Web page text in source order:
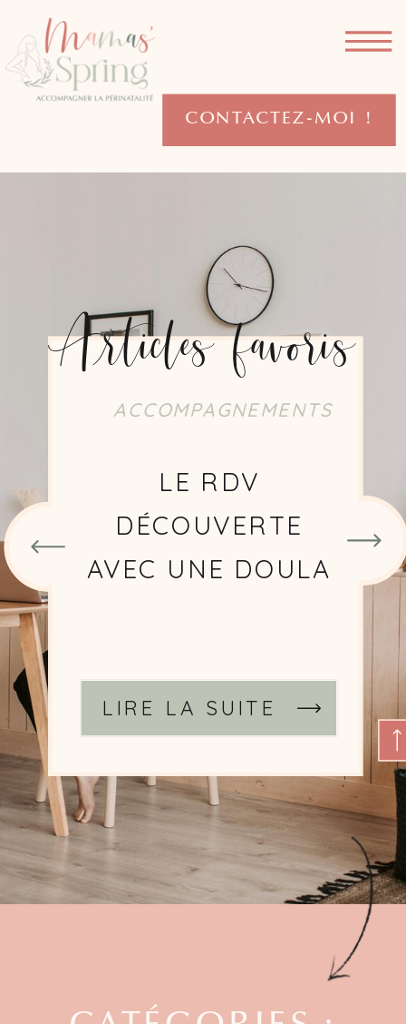
CONTACTEZ-MOI !
Articles favoris
LIRE LA SUITE
CHOISIR UNE
DOULA
SIGNATAIRE DE LA
ACCOMPAGNEMENTS